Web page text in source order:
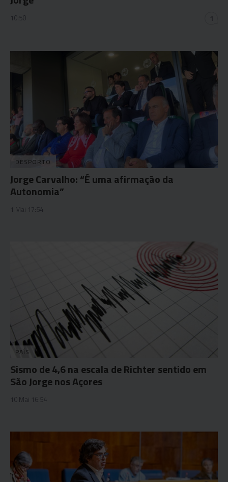
10:50 1
DESPORTO
Jorge Carvalho: “É uma afirmação da
Autonomia”
1 Mai 17:54
PAÍS
Sismo de 4,6 na escala de Richter sentido em
São Jorge nos Açores
10 Mai 16:54